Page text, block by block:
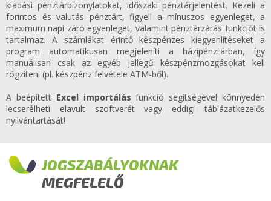
kiadási pénztárbizonylatokat, időszaki pénztárjelentést. Kezeli a
forintos és valutás pénztárt, figyeli a mínuszos egyenleget, a
maximum napi záró egyenleget, valamint pénztárzárás funkciót is
tartalmaz. A számlákat érintő készpénzes kiegyenlítéseket a
program automatikusan megjeleníti a házipénztárban, így
manuálisan csak az egyéb jellegű készpénzmozgásokat kell
rögzíteni (pl. készpénz felvétele ATM-ből).
A beépített Excel importálás funkció segítségével könnyedén
lecserélheti elavult szoftverét vagy eddigi táblázatkezelős
nyilvántartását!
JOGSZABÁLYOKNAK
MEGFELELŐ